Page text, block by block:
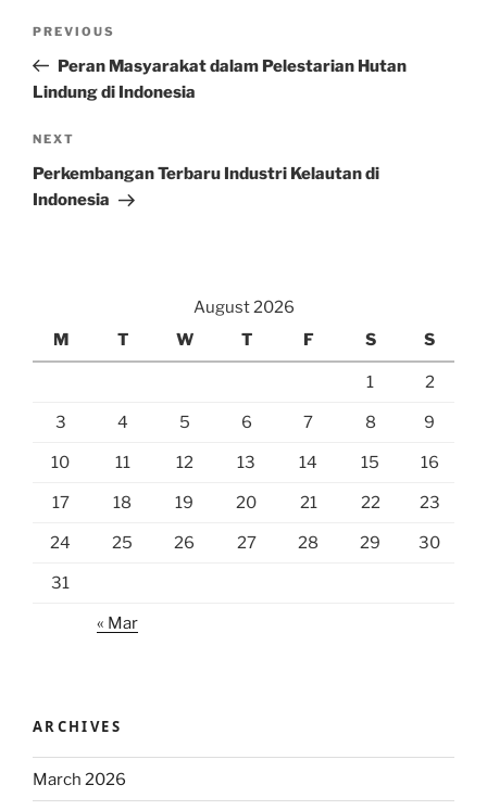
Previous
Post
PREVIOUS
Peran Masyarakat dalam Pelestarian Hutan
Lindung di Indonesia
Next
Post
NEXT
Perkembangan Terbaru Industri Kelautan di
Indonesia
August 2026
M
T W T F S S
1 2
3 4 5 6 7 8 9
10 11 12 13 14 15 16
17 18 19 20 21 22 23
24 25 26 27 28 29 30
31
« Mar
ARCHIVES
March 2026